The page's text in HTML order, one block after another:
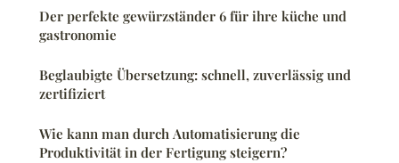
Der perfekte gewürzständer 6 für ihre küche und
gastronomie
Beglaubigte Übersetzung: schnell, zuverlässig und
zertifiziert
Wie kann man durch Automatisierung die
Produktivität in der Fertigung steigern?